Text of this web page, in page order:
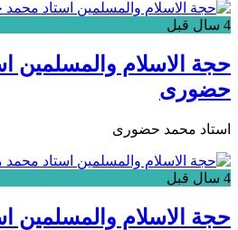
4 سال قبل
حجة الاسلام والمسلمین
حضوری
استاد محمد حضوری
4 سال قبل
حجة الاسلام والمسلمین